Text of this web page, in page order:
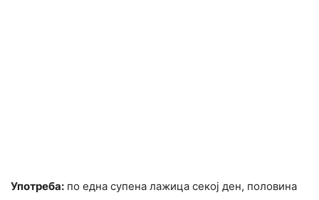
Употреба: по една супена лажица секој ден, половина